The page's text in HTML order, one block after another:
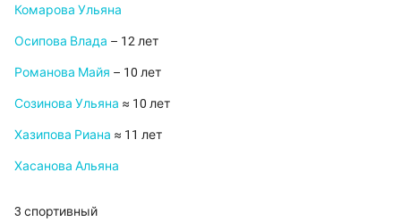
Комарова Ульяна
Осипова Влада – 12 лет
Романова Майя – 10 лет
Созинова Ульяна ≈ 10 лет
Хазипова Риана ≈ 11 лет
Хасанова Альяна
3 спортивный